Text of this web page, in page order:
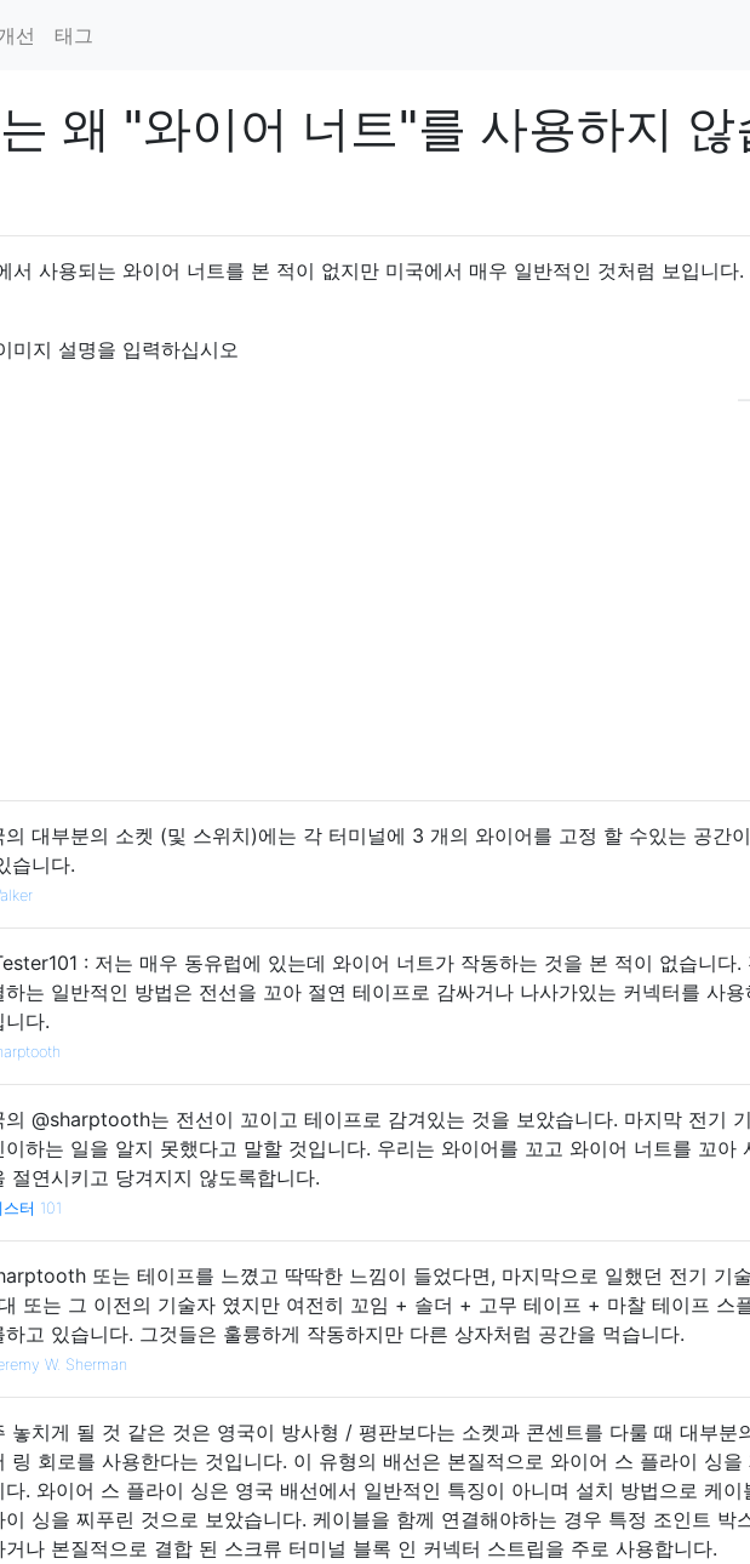
선 태그
왜 "와이어 너트"를 사용하지 않
서 사용되는 와이어 너트를 본 적이 없지만 미국에서 매우 일반적인 것처럼 보입니다.
의 대부분의 소켓 (및 스위치)에는 각 터미널에 3 개의 와이어를 고정 할 수있는 공간
습니다.
: 저는 매우 동유럽에 있는데 와이어 너트가 작동하는 것을 본 적이 없습니다.
하는 일반적인 방법은 전선을 꼬아 절연 테이프로 감싸거나 나사가있는 커넥터를 사용
니다.
의 @sharptooth는 전선이 꼬이고 테이프로 감겨있는 것을 보았습니다. 마지막 전기
이하는 일을 알지 못했다고 말할 것입니다. 우리는 와이어를 꼬고 와이어 너트를 꼬아
절연시키고 당겨지지 않도록합니다.
터 101
또는 테이프를 느꼈고 딱딱한 느낌이 들었다면, 마지막으로 일했던 전기 기
또는 그 이전의 기술자 였지만 여전히 꼬임 + 솔더 + 고무 테이프 + 마찰 테이프 스
하고 있습니다. 그것들은 훌륭하게 작동하지만 다른 상자처럼 공간을 먹습니다.
W. Sherman
놓치게 될 것 같은 것은 영국이 방사형 / 평판보다는 소켓과 콘센트를 다룰 때 대부분
링 회로를 사용한다는 것입니다. 이 유형의 배선은 본질적으로 와이어 스 플라이 싱을
다. 와이어 스 플라이 싱은 영국 배선에서 일반적인 특징이 아니며 설치 방법으로 케이
이 싱을 찌푸린 것으로 보았습니다. 케이블을 함께 연결해야하는 경우 특정 조인트 박
거나 본질적으로 결합 된 스크류 터미널 블록 인 커넥터 스트립을 주로 사용합니다.